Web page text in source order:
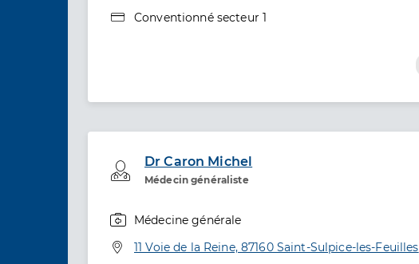
Type de convention
Conventionné secteur 1
Dr Caron Michel
Médecin généraliste
Professionel de santé
Médecine générale
Adresse
11 Voie de la Reine, 87160 Saint-Sulpice-les-Feuilles